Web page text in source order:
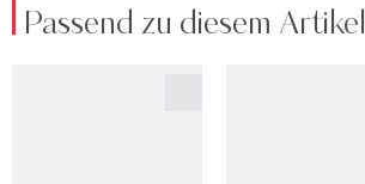
Passend zu diesem Artikel